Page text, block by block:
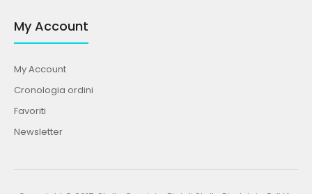
My Account
My Account
Cronologia ordini
Favoriti
Newsletter